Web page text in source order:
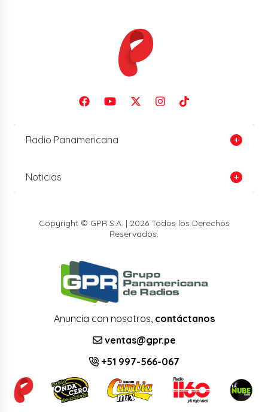
Radio Panamericana
Noticias
Copyright © GPR S.A. | 2026 Todos los Derechos
Reservados.
Anuncia con nosotros, contáctanos
ventas@gpr.pe
+51 997-566-067